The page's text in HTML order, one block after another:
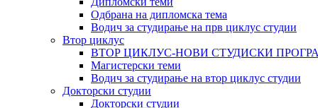
Одбрана на дипломска тема
Водич за студирање на прв циклус студии
Втор циклус
ВТОР ЦИКЛУС-НОВИ СТУДИСКИ
Магистерски теми
Водич за студирање на втор циклус студии
Докторски студии
Докторски студии